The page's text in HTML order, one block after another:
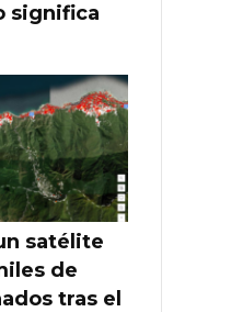
significa
satélite
de
tras el